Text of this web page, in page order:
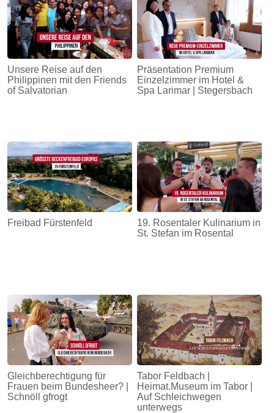
Unsere Reise auf den
Philippinen mit den Friends
of Salvatorian
Präsentation Premium
Einzelzimmer im Hotel &
Spa Larimar | Stegersbach
Freibad Fürstenfeld
19. Rosentaler Kulinarium in
St. Stefan im Rosental
Gleichberechtigung für
Frauen beim Bundesheer? |
Schnöll gfrogt
Tabor Feldbach |
Heimat.Museum im Tabor |
Auf Schleichwegen
unterwegs